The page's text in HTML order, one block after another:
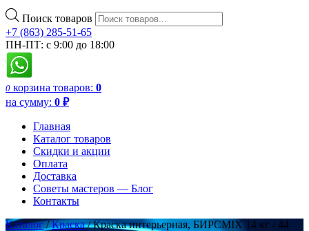
Поиск товаров
+7 (863) 285-51-65
ПН-ПТ: с 9:00 до 18:00
0 корзина товаров: 0
на сумму: 0 ₽
Главная
Каталог товаров
Скидки и акции
Оплата
Доставка
Советы мастеров — Блог
Контакты
Каталог/Краска/ Краска интерьерная, БИРСMIX 14 кг / 44